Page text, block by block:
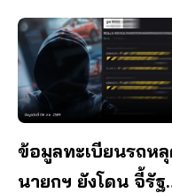
ข้อมูลทะเบียนรถห
นายกฯ ยังโดน จี้รัฐ